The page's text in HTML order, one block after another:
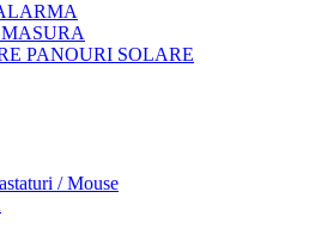
PANOURI SOLARE
/ Mouse